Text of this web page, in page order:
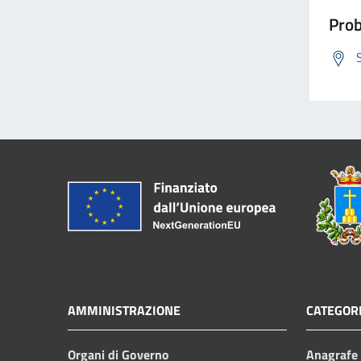
AMMINISTRAZIONE
Organi di Governo